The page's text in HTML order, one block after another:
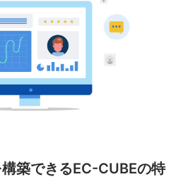
築できるEC-CUBEの特